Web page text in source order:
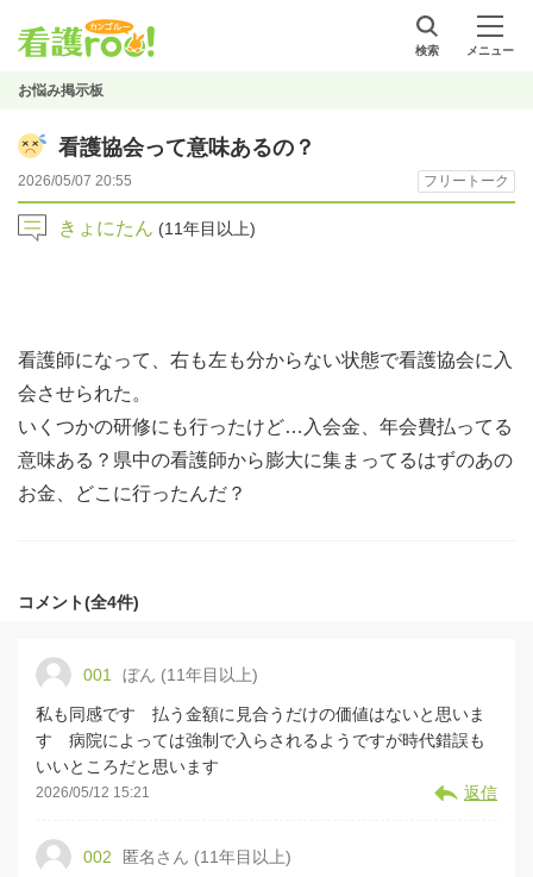
検索 メニュー
お悩み掲示板
看護協会って意味あるの？
2026/05/07 20:55 フリートーク
きょにたん (11年目以上)
看護師になって、右も左も分からない状態で看護協会に入
会させられた。
いくつかの研修にも行ったけど…入会金、年会費払ってる
意味ある？県中の看護師から膨大に集まってるはずのあの
お金、どこに行ったんだ？
コメント(全4件)
001 ぼん (11年目以上)
私も同感です 払う金額に見合うだけの価値はないと思いま
す 病院によっては強制で入らされるようですが時代錯誤も
いいところだと思います
2026/05/12 15:21 返信
002 匿名さん (11年目以上)